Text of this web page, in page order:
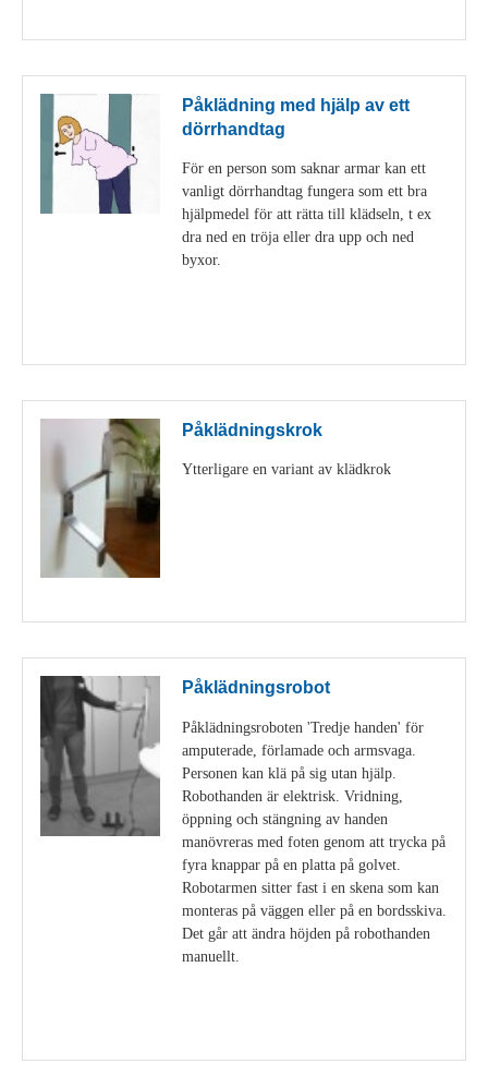
Påklädning med hjälp av ett
dörrhandtag
För en person som saknar armar kan ett
vanligt dörrhandtag fungera som ett bra
hjälpmedel för att rätta till klädseln, t ex
dra ned en tröja eller dra upp och ned
byxor.
Påklädningskrok
Ytterligare en variant av klädkrok
Påklädningsrobot
Påklädningsroboten 'Tredje handen' för
amputerade, förlamade och armsvaga.
Personen kan klä på sig utan hjälp.
Robothanden är elektrisk. Vridning,
öppning och stängning av handen
manövreras med foten genom att trycka på
fyra knappar på en platta på golvet.
Robotarmen sitter fast i en skena som kan
monteras på väggen eller på en bordsskiva.
Det går att ändra höjden på robothanden
manuellt.